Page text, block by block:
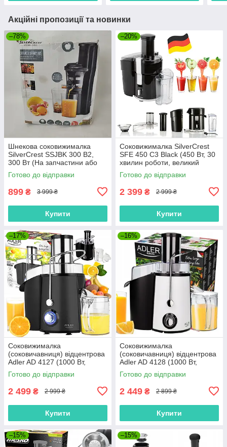
Акційні пропозиції та новинки
–78%
Шнекова соковижималка
SilverCrest SSJBK 300 B2,
300 Вт (На запчастини або
під ремонт) — Уцінка
Готово до відправки
899 ₴ 3 999 ₴
Купити
–20%
Соковижималка SilverCrest
SFE 450 C3 Black (450 Вт, 30
хвилин роботи, великий
завантажувальний отвір)
Готово до відправки
2 399 ₴ 2 999 ₴
Купити
–17%
Соковижималка
(соковичавниця) відцентрова
Adler AD 4127 (1000 Вт,
Польща)
Готово до відправки
2 499 ₴ 2 999 ₴
Купити
–16%
Соковижималка
(соковичавниця) відцентрова
Adler AD 4128 (1000 Вт,
Польща)
Готово до відправки
2 449 ₴ 2 899 ₴
Купити
–15% –15%